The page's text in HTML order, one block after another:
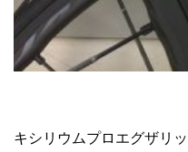
キシリウムプロエグザリ